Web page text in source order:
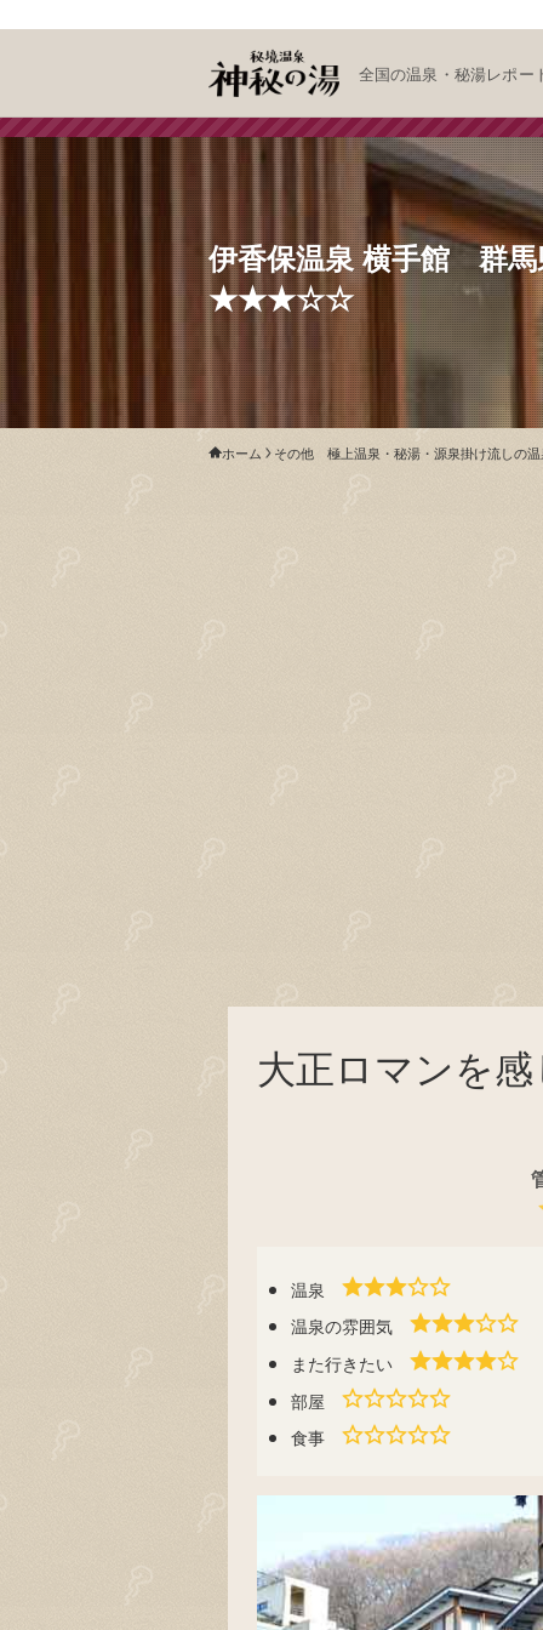
全国の温泉・秘湯レポ
伊香保温泉 横手館 群馬
★★★☆☆
ホーム その他 極上温泉・秘湯・源泉掛け流しの
大正ロマンを
温泉
温泉の雰囲気
また行きたい
部屋
食事